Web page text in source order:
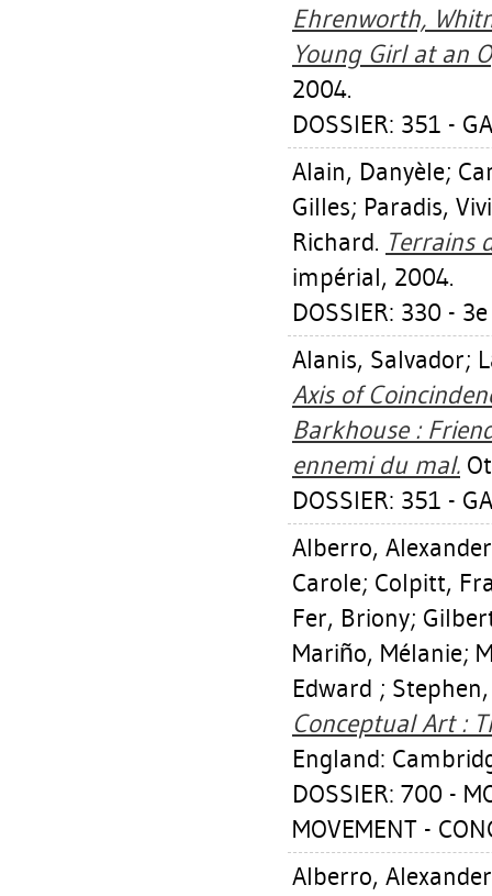
Ehrenworth,
Young Girl at an
2004.
DOSSIER: 351 -
Alain, Danyèle;
Gilles; Paradis,
Richard. Terrains
impérial, 2004.
DOSSIER: 330 -
Alanis, Salvador;
Axis of
Barkhouse :
ennemi du mal.
DOSSIER: 351 -
Alberro, Alexander
Carole; Colpitt,
Fer, Briony;
Mariño, Mélanie;
Edward ;
Conceptual Art :
England:
DOSSIER: 700 -
MOVEMENT -
Alberro, Alexander